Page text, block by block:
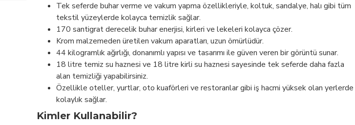
Tek seferde buhar verme ve vakum yapma özellikleriyle, koltuk, sandalye, halı gibi tüm
tekstil yüzeylerde kolayca temizlik sağlar.
170 santigrat derecelik buhar enerjisi, kirleri ve lekeleri kolayca çözer.
Krom malzemeden üretilen vakum aparatları, uzun ömürlüdür.
44 kilogramlık ağırlığı, donanımlı yapısı ve tasarımı ile güven veren bir görüntü sunar.
18 litre temiz su haznesi ve 18 litre kirli su haznesi sayesinde tek seferde daha fazla
alan temizliği yapabilirsiniz.
Özellikle oteller, yurtlar, oto kuaförleri ve restoranlar gibi iş hacmi yüksek olan yerlerde
kolaylık sağlar.
Kimler Kullanabilir?